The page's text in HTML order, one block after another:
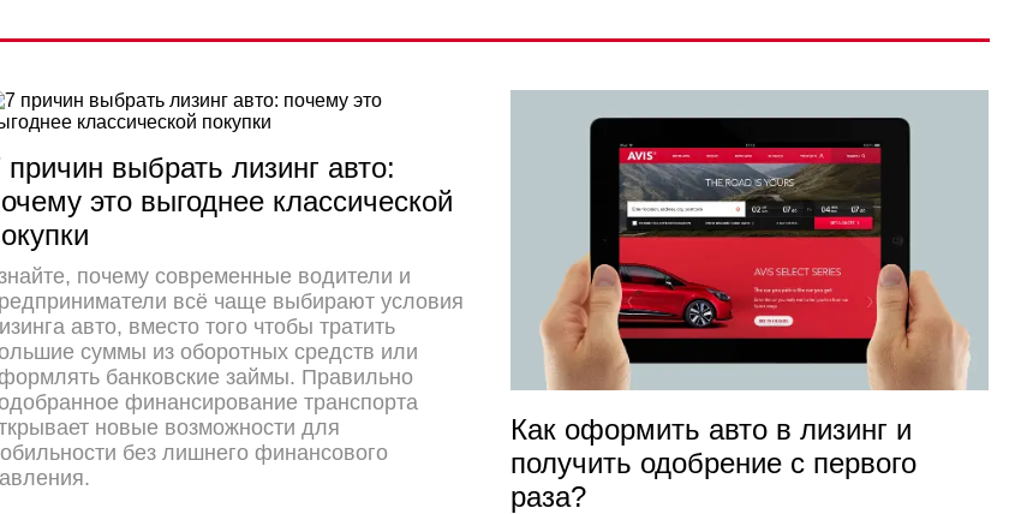
причин выбрать лизинг авто:
это выгоднее классической
почему современные водители и
всё чаще выбирают условия
авто, вместо того чтобы тратить
суммы из оборотных средств или
банковские займы. Правильно
финансирование транспорта
новые возможности для
без лишнего финансового
Как оформить авто в лизинг и
получить одобрение с первого
раза?